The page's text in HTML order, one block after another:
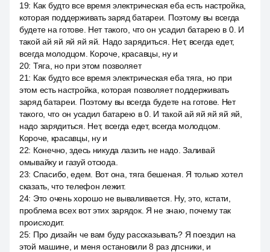
19: Как будто все время электрическая еба есть настройка,
которая поддерживать заряд батареи. Поэтому вы всегда
будете на готове. Нет такого, что он усадил батарею в 0. И
такой ай яй яй яй яй. Надо зарядиться. Нет, всегда едет,
всегда молодцом. Короче, красавцы, ну и
20: Тяга, но при этом позволяет
21: Как будто все время электрическая еба тяга, но при
этом есть настройка, которая позволяет поддерживать
заряд батареи. Поэтому вы всегда будете на готове. Нет
такого, что он усадил батарею в 0. И такой ай яй яй яй яй,
надо зарядиться. Нет, всегда едет, всегда молодцом.
Короче, красавцы, ну и
22: Конечно, здесь никуда лазить не надо. Заливай
омывайку и газуй отсюда.
23: Спасибо, едем. Вот она, тяга бешеная. Я только хотел
сказать, что телефон лежит.
24: Это очень хорошо не вываливается. Ну, это, кстати,
проблема всех вот этих зарядок. Я не знаю, почему так
происходит.
25: Про дизайн че вам буду рассказывать? Я поездил на
этой машине, и меня остановили 8 раз дпсники, и